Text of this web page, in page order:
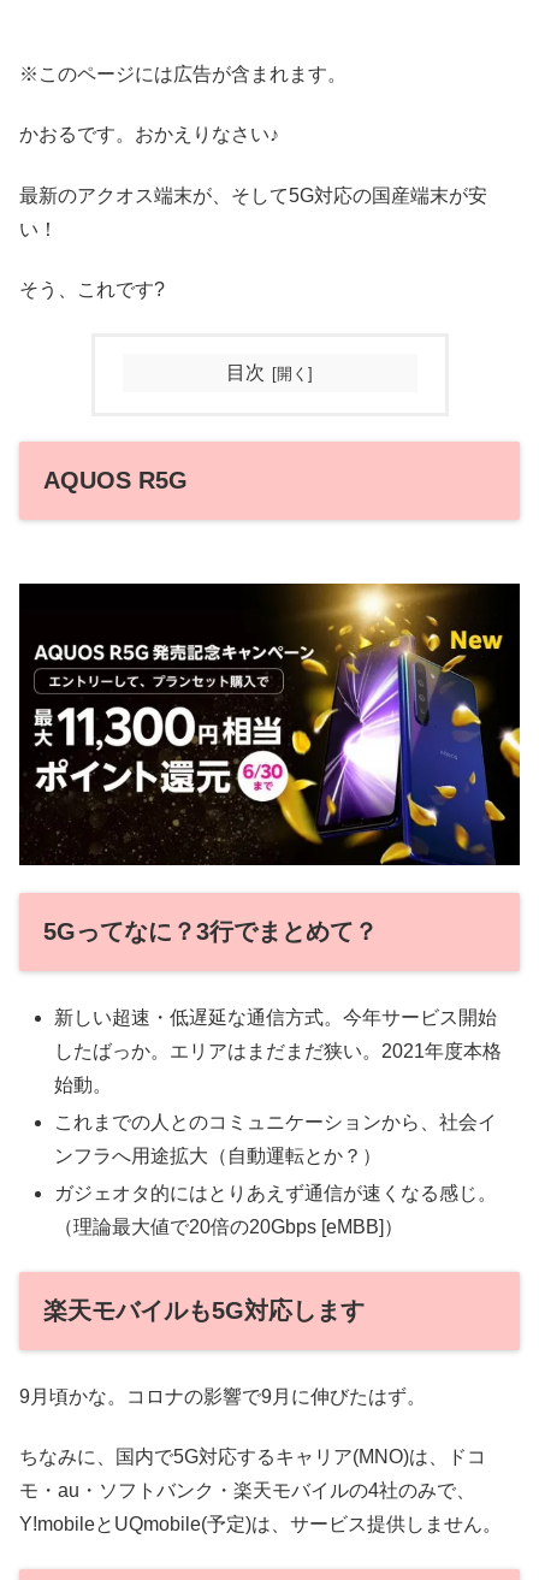
※このページには広告が含まれます。
かおるです。おかえりなさい♪
最新のアクオス端末が、そして5G対応の国産端末が安
い！
そう、これです?
目次
AQUOS R5G
5Gってなに？3行でまとめて？
新しい超速・低遅延な通信方式。今年サービス開始
したばっか。エリアはまだまだ狭い。2021年度本格
始動。
これまでの人とのコミュニケーションから、社会イ
ンフラへ用途拡大（自動運転とか？）
ガジェオタ的にはとりあえず通信が速くなる感じ。
（理論最大値で20倍の20Gbps [eMBB]）
楽天モバイルも5G対応します
9月頃かな。コロナの影響で9月に伸びたはず。
ちなみに、国内で5G対応するキャリア(MNO)は、ドコ
モ・au・ソフトバンク・楽天モバイルの4社のみで、
Y!mobileとUQmobile(予定)は、サービス提供しません。